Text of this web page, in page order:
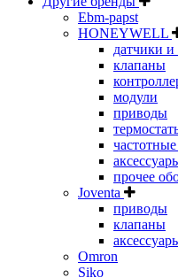
Ebm-papst
HONEYWELL
датчики и
клапаны
модули
приводы
прочее
Joventa
приводы
клапаны
Omron
Siko